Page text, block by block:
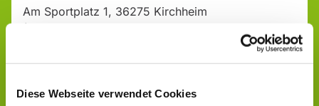
Diese Webseite verwendet Cookies
Am Sportplatz 1, 36275 Kirchheim